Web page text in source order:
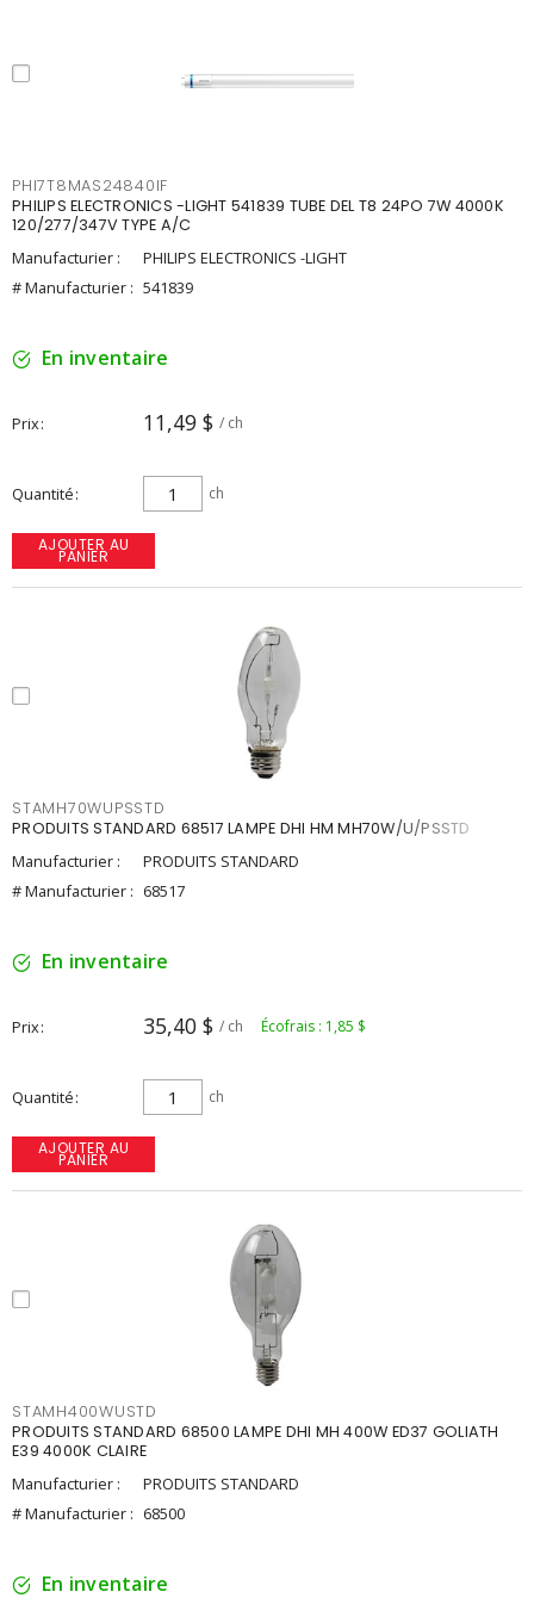
PHI7T8MAS24840IF
PHILIPS ELECTRONICS -LIGHT 541839 TUBE DEL T8 24PO 7W 4000K
120/277/347V TYPE A/C
Manufacturier :
PHILIPS ELECTRONICS -LIGHT
# Manufacturier : 541839
En inventaire
Prix 11,49 $ / ch
Quantité ch
AJOUTER AU
PANIER
STAMH70WUPSSTD
PRODUITS STANDARD 68517 LAMPE DHI HM MH70W/U/PSSTD
Manufacturier :
PRODUITS STANDARD
# Manufacturier : 68517
En inventaire
Prix 35,40 $ / ch Écofrais : 1,85 $
Quantité ch
AJOUTER AU
PANIER
STAMH400WUSTD
PRODUITS STANDARD 68500 LAMPE DHI MH 400W ED37 GOLIATH
E39 4000K CLAIRE
Manufacturier :
PRODUITS STANDARD
# Manufacturier : 68500
En inventaire